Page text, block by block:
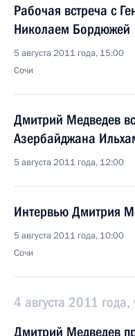
Рабочая встреча с
Николаем Бордюжей
5 августа 2011 года, 15:00
Сочи
Дмитрий Медведев
Азербайджана
5 августа 2011 года, 12:00
Интервью Дмитрия
5 августа 2011 года, 10:00
Сочи
4 августа 2011 года,
Дмитрий Медведев